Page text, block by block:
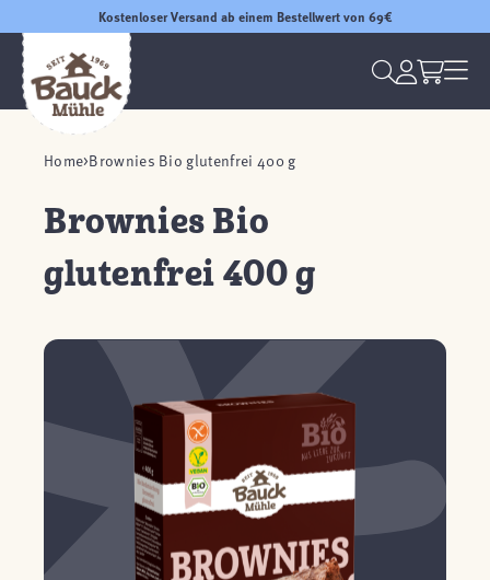
Kostenloser Versand ab einem Bestellwert von 69€
Home Brownies Bio glutenfrei 400 g
Brownies Bio
glutenfrei 400 g